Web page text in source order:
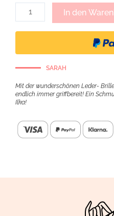
In den
SARAH
Mit der wunderschönen Leder-
endlich immer griffbereit! Ein
Ilka!